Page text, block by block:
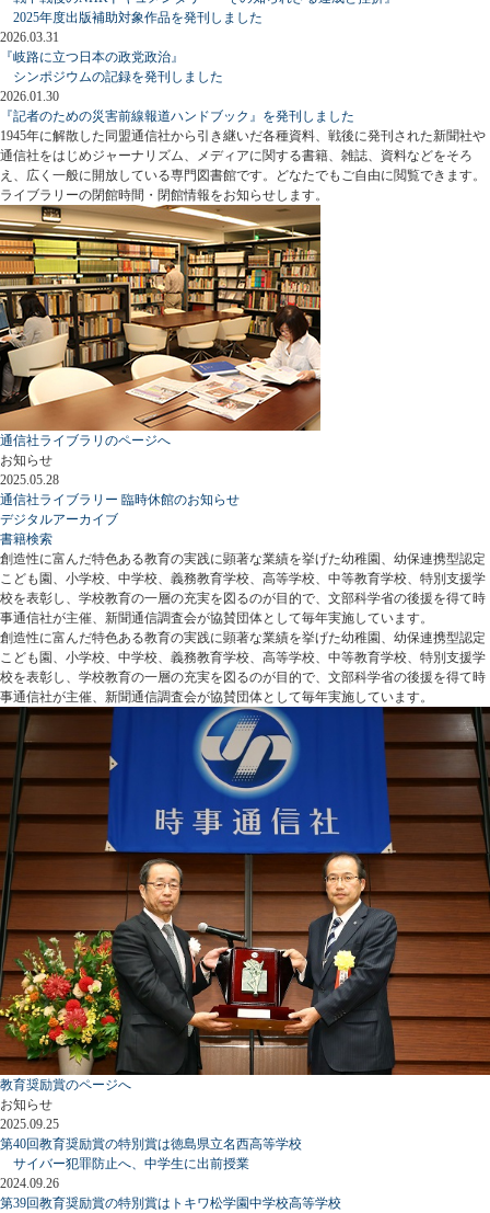
2025年度出版補助対象作品を発刊しました
2026.03.31
『岐路に立つ日本の政党政治』
シンポジウムの記録を発刊しました
2026.01.30
『記者のための災害前線報道ハンドブック』を発刊しました
1945年に解散した同盟通信社から引き継いだ各種資料、戦後に発刊された新聞社や
通信社をはじめジャーナリズム、メディアに関する書籍、雑誌、資料などをそろ
え、広く一般に開放している専門図書館です。どなたでもご自由に閲覧できます。
ライブラリーの閉館時間・閉館情報をお知らせします。
通信社ライブラリのページへ
お知らせ
2025.05.28
通信社ライブラリー 臨時休館のお知らせ
デジタルアーカイブ
書籍検索
創造性に富んだ特色ある教育の実践に顕著な業績を挙げた幼稚園、幼保連携型認定
こども園、小学校、中学校、義務教育学校、高等学校、中等教育学校、特別支援学
校を表彰し、学校教育の一層の充実を図るのが目的で、文部科学省の後援を得て時
事通信社が主催、新聞通信調査会が協賛団体として毎年実施しています。
創造性に富んだ特色ある教育の実践に顕著な業績を挙げた幼稚園、幼保連携型認定
こども園、小学校、中学校、義務教育学校、高等学校、中等教育学校、特別支援学
校を表彰し、学校教育の一層の充実を図るのが目的で、文部科学省の後援を得て時
事通信社が主催、新聞通信調査会が協賛団体として毎年実施しています。
教育奨励賞のページへ
お知らせ
2025.09.25
第40回教育奨励賞の特別賞は徳島県立名西高等学校
サイバー犯罪防止へ、中学生に出前授業
2024.09.26
第39回教育奨励賞の特別賞はトキワ松学園中学校高等学校